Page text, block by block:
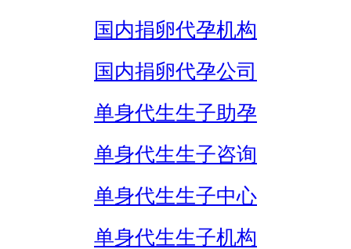
国内捐卵代孕机构
国内捐卵代孕公司
单身代生生子助孕
单身代生生子咨询
单身代生生子中心
单身代生生子机构